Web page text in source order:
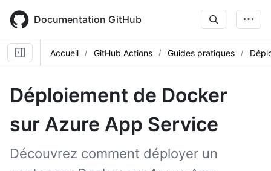
main
content
Documentation GitHub
Accueil GitHub Actions Guides pratiques
Déploiement de Docker
sur Azure App Service
Découvrez comment déployer un